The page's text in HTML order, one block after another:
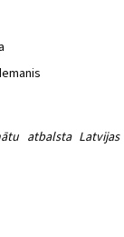
atbalsta